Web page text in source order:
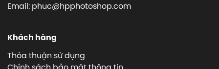
Email: phuc@hpphotoshop.com
Khách hàng
Thỏa thuận sử dụng